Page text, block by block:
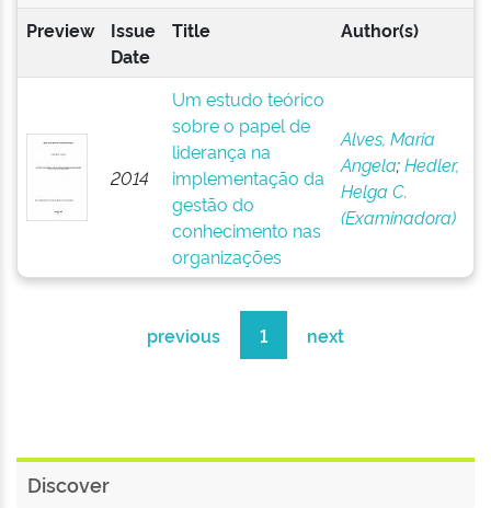
Preview
Issue
Date
Title Author(s)
2014
Um estudo teórico
sobre o papel de
liderança na
implementação da
gestão do
conhecimento nas
organizações
Alves, Maria
Angela;Hedler,
Helga C.
(Examinadora)
previous 1 next
Discover